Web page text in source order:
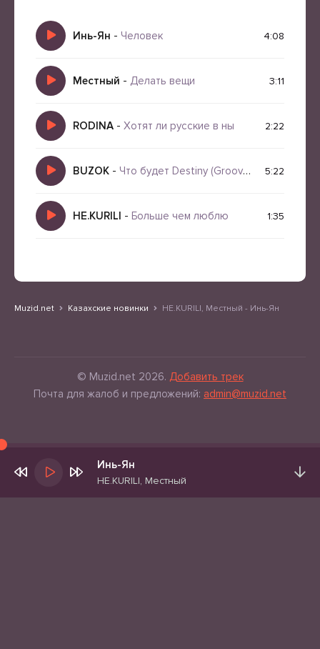
Инь-Ян - Человек 4:08
Местный - Делать вещи 3:11
RODINA - Хотят ли русские в ны 2:22
BUZOK - Что будет Destiny (Groove BooRemix 2026) 5:22
HE.KURILI - Больше чем люблю 1:35
Muzid.net Казахские новинки НЕ.KURILI, Местный - Инь-Ян
© Muzid.net 2026. Добавить трек
Почта для жалоб и предложений: admin@muzid.net
Инь-Ян
НЕ.KURILI, Местный